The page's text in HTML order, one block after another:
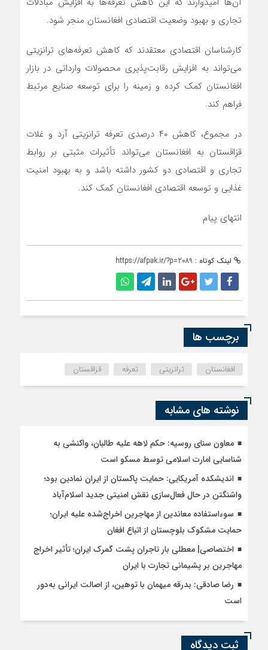
تجاری و بهبود وضعیت اقتصادی افغانستان منجر شود.
کارشناسان اقتصادی معتقدند که کاهش تعرفه‌های ترانزیتی
می‌تواند به افزایش رقابت‌پذیری محصولات وارداتی در بازار
افغانستان کمک کرده و زمینه را برای توسعه صنایع مرتبط
فراهم کند.
در مجموع، کاهش ۴۰ درصدی تعرفه ترانزیتی آرد و غلات
قزاقستان به افغانستان می‌تواند تأثیرات مثبتی بر روابط
تجاری و اقتصادی دو کشور داشته باشد و به بهبود امنیت
غذایی و توسعه اقتصادی افغانستان کمک کند.
انتهای پیام
لینک کوتاه : https://afpak.ir/?p=2089
برچسب ها
افغانستان ترانزیتی تعرفه قزاقستان
نوشته های مشابه
معاون سنای روسیه: حکم لاهه علیه طالبان، واکنشی به
شناسایی امارت اسلامی توسط مسکو است
اندیشکده آمریکایی: حمایت پاکستان از ایران نمادین بود؛
واشنگتن در حال فعال‌سازی نقش امنیتی جدید اسلام‌آباد
سوءاستفاده معاندین از مهاجرین اخراج‌شده علیه ایران؛
حمایت مشکوک بلوچستان از اتباع افغان
اختصاصی| معطلی بار تاجران پشت گمرک ایران؛ تأثیر اخراج
مهاجرین بر پشیمانی تجارت با ایران
رضا صادقی: بدرقه میهمان با توهین، از اصالت ایرانی به‌دور
است
ثبت دیدگاه